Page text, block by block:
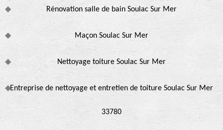
Rénovation salle de bain Soulac Sur Mer
Maçon Soulac Sur Mer
Nettoyage toiture Soulac Sur Mer
Entreprise de nettoyage et entretien de toiture Soulac Sur Mer
33780